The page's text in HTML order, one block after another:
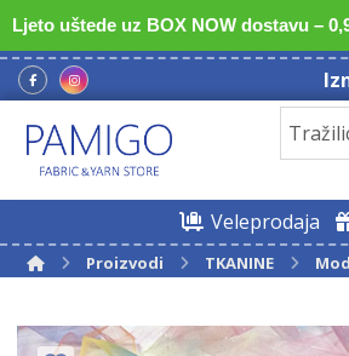
Ljeto uštede uz BOX NOW dostavu –
Veleprodaja
Proizvodi TKANINE